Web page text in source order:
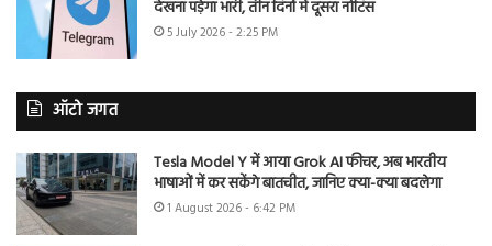
देखना पड़ेगा भारी, तीन दिनों में दूसरा नोटिस
5 July 2026 - 2:25 PM
ऑटो जगत
Tesla Model Y में आया Grok AI फीचर, अब भारतीय
भाषाओं में कर सकेंगे बातचीत, जानिए क्या-क्या बदलेगा
1 August 2026 - 6:42 PM